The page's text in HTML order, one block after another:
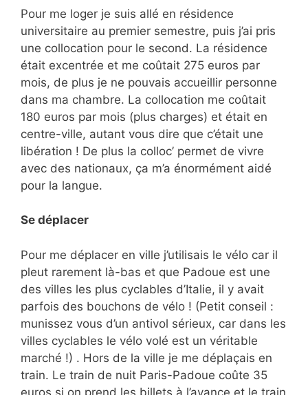
Pour me loger je suis allé en résidence
universitaire au premier semestre, puis j’ai pris
une collocation pour le second. La résidence
était excentrée et me coûtait 275 euros par
mois, de plus je ne pouvais accueillir personne
dans ma chambre. La collocation me coûtait
180 euros par mois (plus charges) et était en
centre-ville, autant vous dire que c’était une
libération ! De plus la colloc’ permet de vivre
avec des nationaux, ça m’a énormément aidé
pour la langue.
Se déplacer
Pour me déplacer en ville j’utilisais le vélo car il
pleut rarement là-bas et que Padoue est une
des villes les plus cyclables d’Italie, il y avait
parfois des bouchons de vélo ! (Petit conseil :
munissez vous d’un antivol sérieux, car dans les
villes cyclables le vélo volé est un véritable
marché !) . Hors de la ville je me déplaçais en
train. Le train de nuit Paris-Padoue coûte 35
euros si on prend les billets à l’avance et le train